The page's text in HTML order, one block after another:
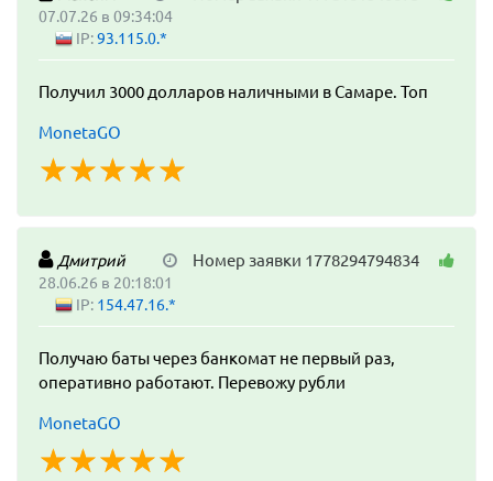
07.07.26 в 09:34:04
IP:93.115.0.*
Получил 3000 долларов наличными в Самаре. Топ
MonetaGO
☆☆☆☆☆
★★★★★
Номер заявки 1778294794834
Дмитрий
28.06.26 в 20:18:01
IP: 154.47.16.*
Получаю баты через банкомат не первый раз,
оперативно работают. Перевожу рубли
MonetaGO
☆☆☆☆☆
★★★★★